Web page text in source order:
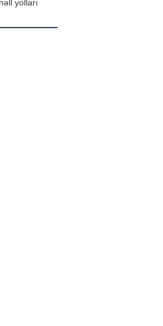
yolları